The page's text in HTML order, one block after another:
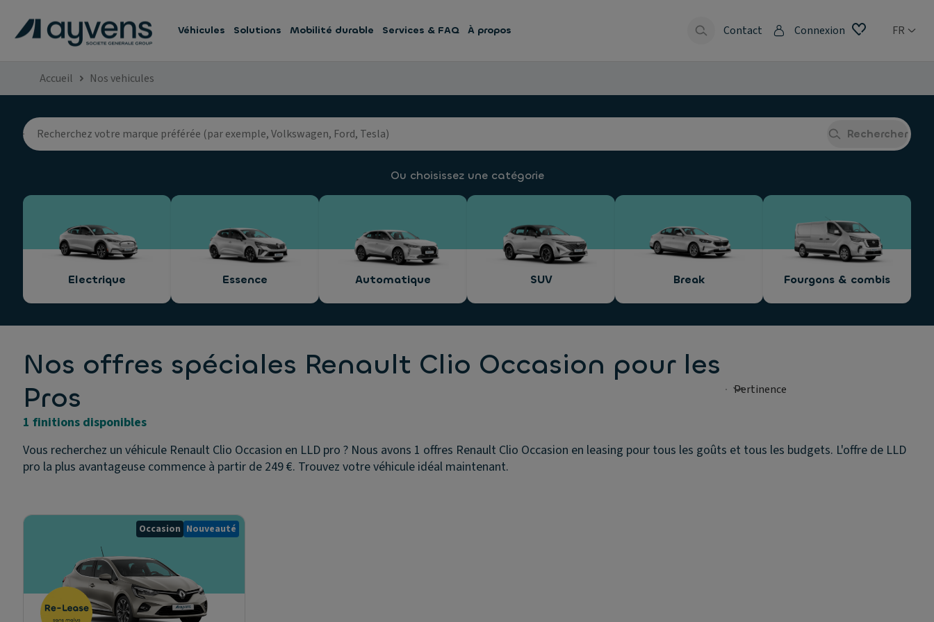
Véhicules Solutions Mobilité durable Services & FAQ À propos Contact Connexion FR
Accueil Nos vehicules
Rechercher
Ou choisissez une catégorie
Electrique Essence Automatique SUV Break Fourgons & combis
Nos offres spéciales Renault Clio Occasion pour les
Pros
1 finitions disponibles
Vous recherchez un véhicule Renault Clio Occasion en LLD pro ? Nous avons 1 offres Renault Clio Occasion en leasing pour tous les goûts et tous les budgets. L'offre de LLD
pro la plus avantageuse commence à partir de 249 €. Trouvez votre véhicule idéal maintenant.
Occasion Nouveauté